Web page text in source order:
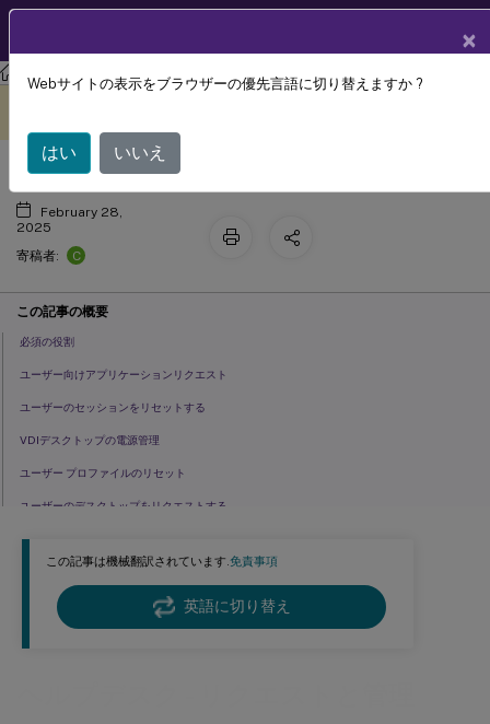
Citrix ITSM アダプターサービス
この記事は機械翻訳されています.免責事項
英語に切り替え
ヘルプデスク - リクエストと管理
February 28,
2025
寄稿者:
C
この記事の概要
必須の役割
ユーザー向けアプリケーションリクエスト
ユーザーのセッションをリセットする
VDIデスクトップの電源管理
ユーザー プロファイルのリセット
ユーザーのデスクトップをリクエストする
MCSで作成されたマシンをリクエストする
ユーザーのデスクトップのスケーリングをリクエストする
×
Webサイトの表示をブラウザーの優先言語に切り替えますか ?
はい いいえ